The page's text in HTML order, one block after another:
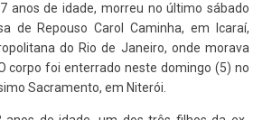
anos de idade, morreu no último sábado
de Repouso Carol Caminha, em Icaraí,
do Rio de Janeiro, onde morava
corpo foi enterrado neste domingo (5) no
Sacramento, em Niterói.